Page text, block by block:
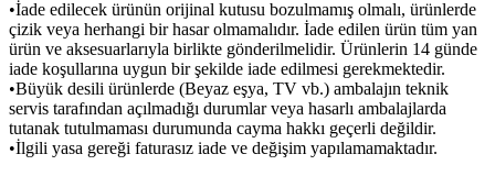
•İade edilecek ürünün orijinal kutusu bozulmamış olmalı, ürünlerde
çizik veya herhangi bir hasar olmamalıdır. İade edilen ürün tüm yan
ürün ve aksesuarlarıyla birlikte gönderilmelidir. Ürünlerin 14 günde
iade koşullarına uygun bir şekilde iade edilmesi gerekmektedir.
•Büyük desili ürünlerde (Beyaz eşya, TV vb.) ambalajın teknik
servis tarafından açılmadığı durumlar veya hasarlı ambalajlarda
tutanak tutulmaması durumunda cayma hakkı geçerli değildir.
•İlgili yasa gereği faturasız iade ve değişim yapılamamaktadır.